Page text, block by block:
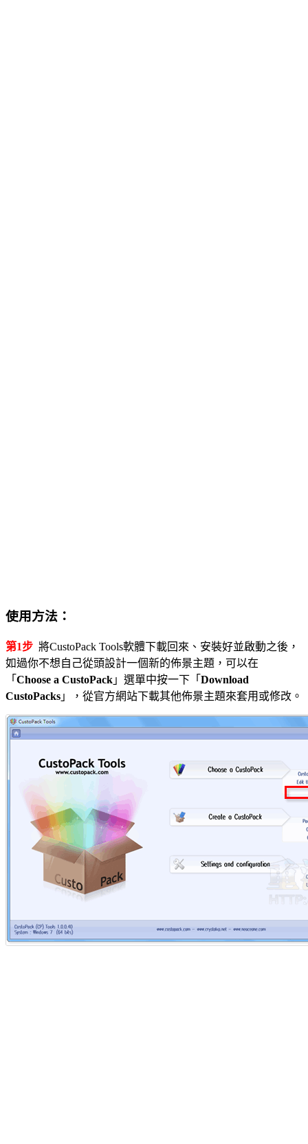
使用方法：
第1步 將CustoPack Tools軟體下載回來、安裝好並啟動之後，
如過你不想自己從頭設計一個新的佈景主題，可以在
「 Choose a CustoPack 」選單中按一下「 Download
CustoPacks 」，從官方網站下載其他佈景主題來套用或修改。